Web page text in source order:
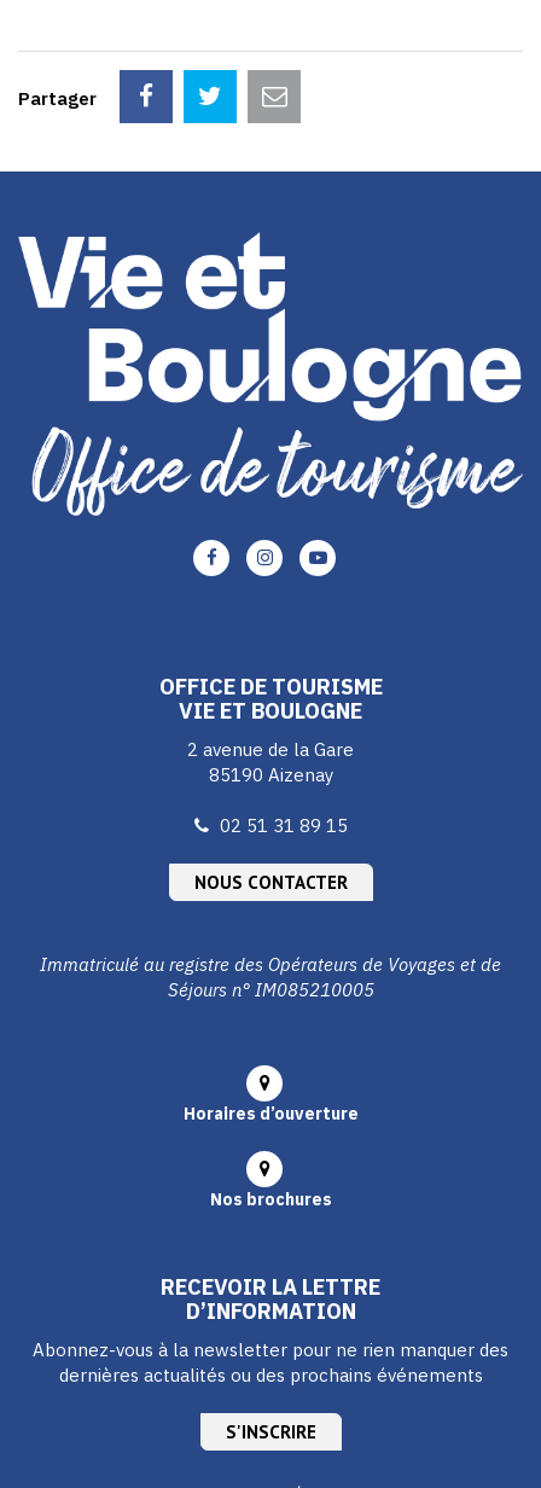
Partager
Lien
vers
Lien
vers
Lien
vers
OFFICE DE TOURISME
VIE ET BOULOGNE
2 avenue de la Gare
85190 Aizenay
02 51 31 89 15
NOUS CONTACTER
Immatriculé au registre des Opérateurs de Voyages et de
Séjours n° IM085210005
Horaires d’ouverture
Nos brochures
RECEVOIR LA LETTRE
D’INFORMATION
Abonnez-vous à la newsletter pour ne rien manquer des
dernières actualités ou des prochains événements
S'INSCRIRE